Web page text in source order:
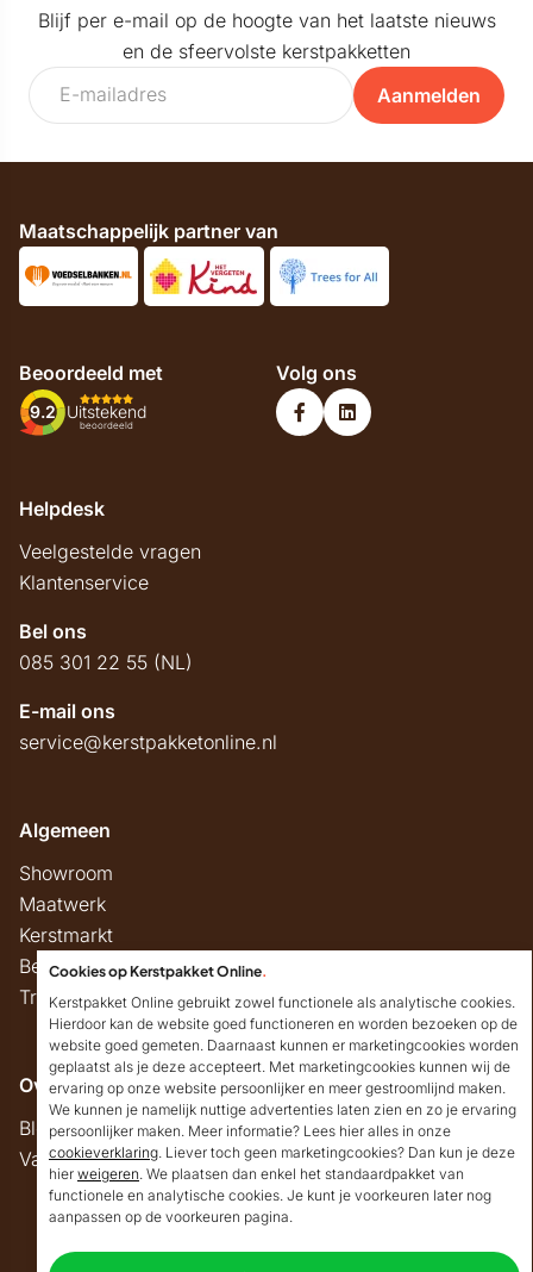
Blijf per e-mail op de hoogte van het laatste nieuws
en de sfeervolste kerstpakketten
Aanmelden
Maatschappelijk partner van
Beoordeeld met
9.2 Uitstekend
beoordeeld
Volg ons
Helpdesk
Veelgestelde vragen
Klantenservice
Bel ons
085 301 22 55 (NL)
E-mail ons
service@kerstpakketonline.nl
Algemeen
Showroom
Maatwerk
Kerstmarkt
Belastingregels
Track & Trace
Overig
Blog
Vacatures
Copyright © 2026 Kerstpakket Online
Goedendag!
Mocht ik je ergens mee
kunnen helpen, dan
verneem ik dat graag.
Cookies op Kerstpakket Online.
Kerstpakket Online gebruikt zowel functionele als analytische cookies.
Hierdoor kan de website goed functioneren en worden bezoeken op de
website goed gemeten. Daarnaast kunnen er marketingcookies worden
geplaatst als je deze accepteert. Met marketingcookies kunnen wij de
ervaring op onze website persoonlijker en meer gestroomlijnd maken.
We kunnen je namelijk nuttige advertenties laten zien en zo je ervaring
persoonlijker maken. Meer informatie? Lees hier alles in onze
cookieverklaring. Liever toch geen marketingcookies? Dan kun je deze
hier weigeren. We plaatsen dan enkel het standaardpakket van
functionele en analytische cookies. Je kunt je voorkeuren later nog
aanpassen op de voorkeuren pagina.